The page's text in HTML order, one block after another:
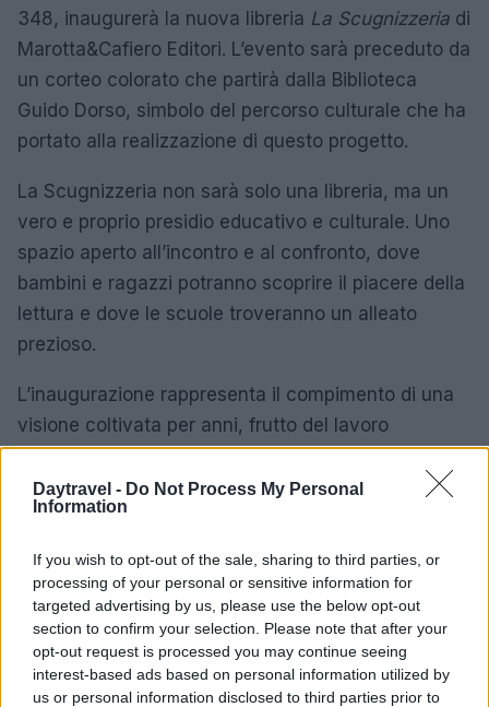
Daytravel - Do Not Process My Personal
Information
If you wish to opt-out of the sale, sharing to third parties, or
processing of your personal or sensitive information for
targeted advertising by us, please use the below opt-out
section to confirm your selection. Please note that after your
opt-out request is processed you may continue seeing
interest-based ads based on personal information utilized by
us or personal information disclosed to third parties prior to
348, inaugurerà la nuova libreria La Scugnizzeria di
Marotta&Cafiero Editori. L’evento sarà preceduto da
un corteo colorato che partirà dalla Biblioteca
Guido Dorso, simbolo del percorso culturale che ha
portato alla realizzazione di questo progetto.
La Scugnizzeria non sarà solo una libreria, ma un
vero e proprio presidio educativo e culturale. Uno
spazio aperto all’incontro e al confronto, dove
bambini e ragazzi potranno scoprire il piacere della
lettura e dove le scuole troveranno un alleato
prezioso.
L’inaugurazione rappresenta il compimento di una
visione coltivata per anni, frutto del lavoro
instancabile diRosario Esposito La Rossae
Maddalena Stornaiuolo. Un sogno condiviso da
centinaia di persone che hanno creduto nel potere
emancipazione e libertà.
La Scugnizzeria sarà una fucina di idee, un luogo
dove la cultura continuerà a essere strumento di
emancipazione e libertà, dimostrando che le